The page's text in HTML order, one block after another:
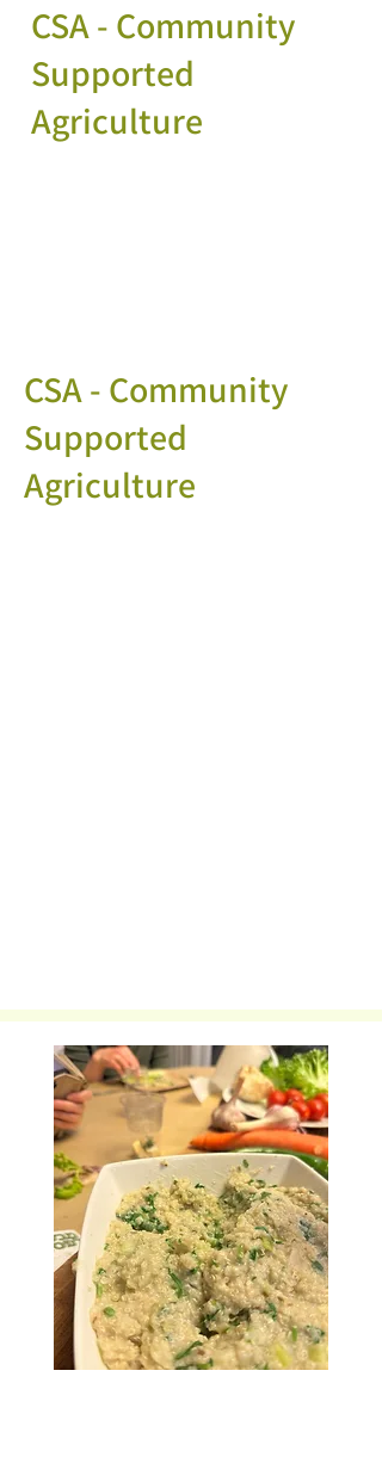
CSA - Community
Supported
Agriculture
CSA - Community
Supported
Agriculture